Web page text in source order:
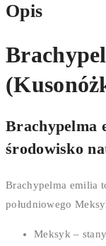
Opis
Brachypelma
środowisko
Brachypelma emilia
południowego
Meksyk –